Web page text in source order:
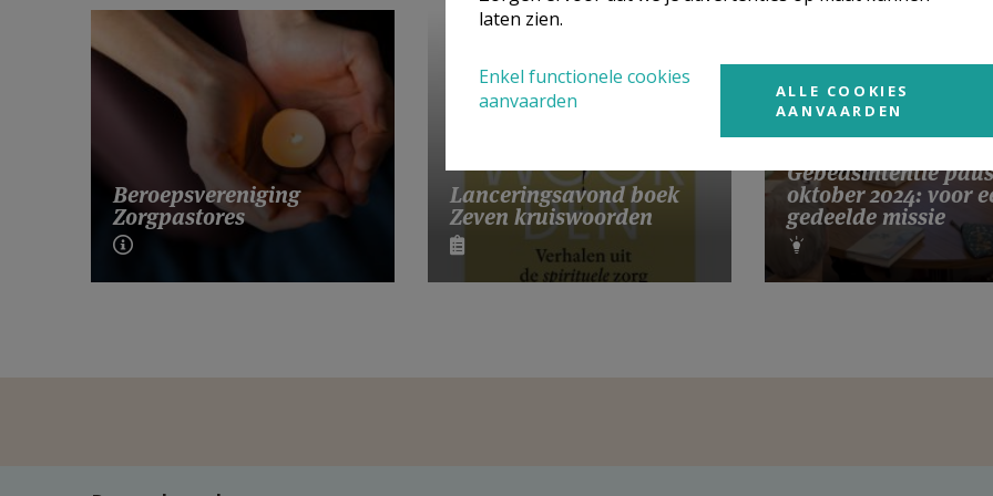
Beroepsvereniging
Zorgpastores
Lanceringsavond boek
Zeven kruiswoorden
Gebedsintentie paus
oktober 2024: voor
gedeelde missie
laten zien.
Enkel functionele cookies
aanvaarden
ALLE COOKIES
AANVAARDEN